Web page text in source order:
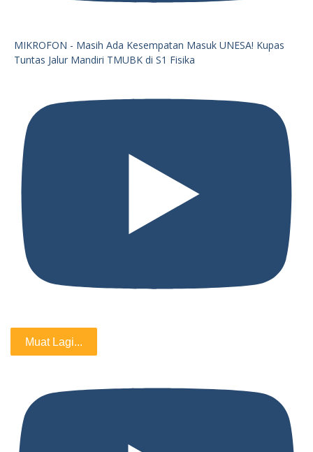
MIKROFON - Masih Ada Kesempatan Masuk UNESA! Kupas
Tuntas Jalur Mandiri TMUBK di S1 Fisika
Muat Lagi...